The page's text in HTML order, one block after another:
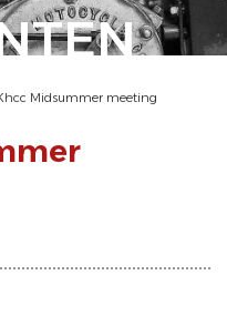
Midsummer meeting